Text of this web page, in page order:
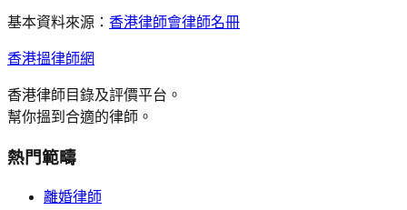
基本資料來源： 香港律師會律師名冊
香港搵律師網
香港律師目錄及評價平台。
幫你搵到合適的律師。
熱門範疇
離婚律師